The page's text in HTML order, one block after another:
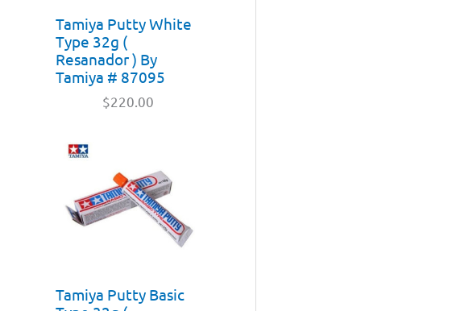
Tamiya Putty White
Type 32g (
Resanador ) By
Tamiya # 87095
$220.00
Tamiya Putty Basic